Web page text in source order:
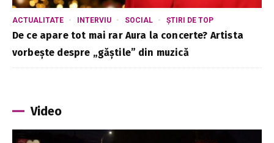
ACTUALITATE INTERVIU SOCIAL ȘTIRI DE TOP
De ce apare tot mai rar Aura la concerte? Artista
vorbește despre „găștile” din muzică
Video